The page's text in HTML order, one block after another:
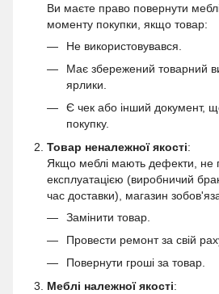
Ви маєте право повернути
моменту покупки, якщо товар:
Не використовувався.
Має збережений товарний
ярлики.
Є чек або інший документ,
покупку.
Товар неналежної якості:
Якщо меблі мають дефекти, не
експлуатацією (виробничий
час доставки), магазин
Замінити товар.
Провести ремонт за свій
Повернути гроші за товар.
Меблі належної якості: